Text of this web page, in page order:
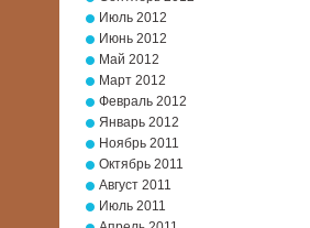
Июль 2012
Июнь 2012
Май 2012
Март 2012
Февраль 2012
Январь 2012
Ноябрь 2011
Октябрь 2011
Август 2011
Июль 2011